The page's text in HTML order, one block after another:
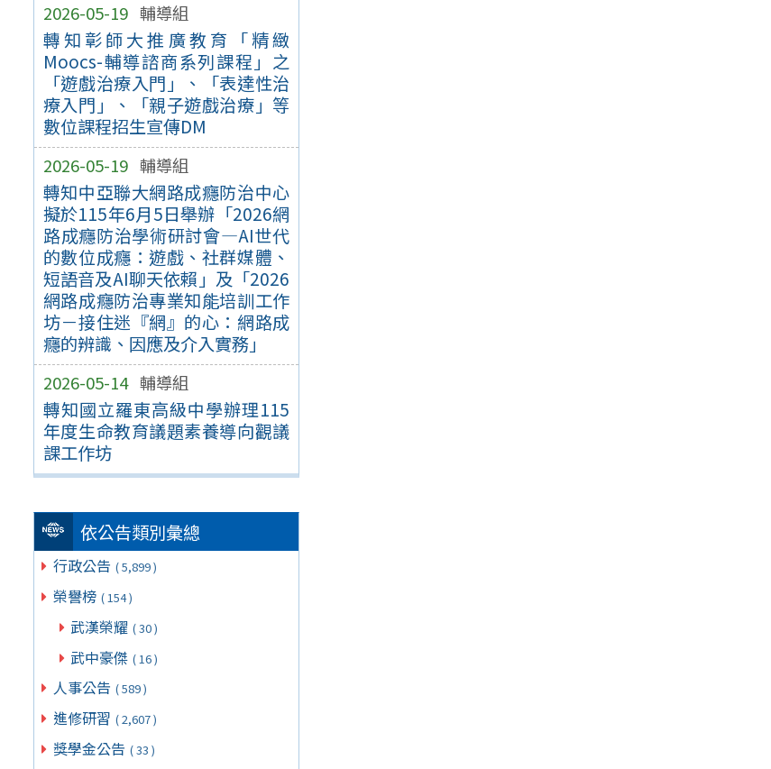
2026-05-19 輔導組
轉知彰師大推廣教育「精緻
Moocs-輔導諮商系列課程」之
「遊戲治療入門」、「表達性治
療入門」、「親子遊戲治療」等
數位課程招生宣傳DM
2026-05-19 輔導組
轉知中亞聯大網路成癮防治中心
擬於115年6月5日舉辦「2026網
路成癮防治學術研討會—AI世代
的數位成癮：遊戲、社群媒體、
短語音及AI聊天依賴」及「2026
網路成癮防治專業知能培訓工作
坊－接住迷『網』的心：網路成
癮的辨識、因應及介入實務」
2026-05-14 輔導組
轉知國立羅東高級中學辦理115
年度生命教育議題素養導向觀議
課工作坊
依公告類別彙總
行政公告 ( 5,899 )
榮譽榜 ( 154 )
武漢榮耀 ( 30 )
武中豪傑 ( 16 )
人事公告 ( 589 )
進修研習 ( 2,607 )
獎學金公告 ( 33 )